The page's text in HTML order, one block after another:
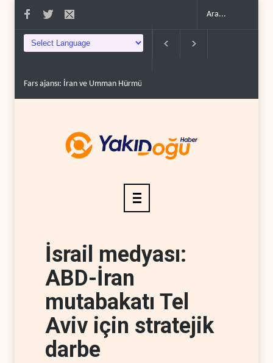
Fars ajansı: İran ve Umman Hürmüz Boğazı için geçiş..
İsrail medyası:
ABD-İran
mutabakatı Tel
Aviv için stratejik
darbe